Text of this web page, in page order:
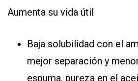
Aumenta su vida útil
Baja solubilidad con el
mejor separación y
espuma, pureza en el